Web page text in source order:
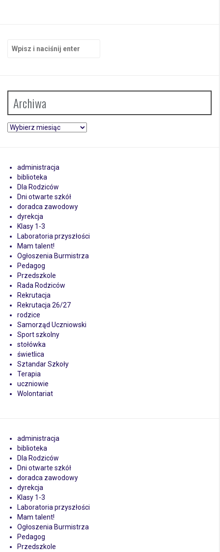
Archiwa
Archiwa
administracja
biblioteka
Dla Rodziców
Dni otwarte szkół
doradca zawodowy
dyrekcja
Klasy 1-3
Laboratoria przyszłości
Mam talent!
Ogłoszenia Burmistrza
Pedagog
Przedszkole
Rada Rodziców
Rekrutacja
Rekrutacja 26/27
rodzice
Samorząd Uczniowski
Sport szkolny
stołówka
świetlica
Sztandar Szkoły
Terapia
uczniowie
Wolontariat
administracja
biblioteka
Dla Rodziców
Dni otwarte szkół
doradca zawodowy
dyrekcja
Klasy 1-3
Laboratoria przyszłości
Mam talent!
Ogłoszenia Burmistrza
Pedagog
Przedszkole